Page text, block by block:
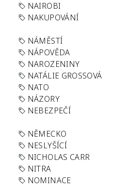
NAIROBI
NAKUPOVÁNÍ
NÁMĚSTÍ
NÁPOVĚDA
NAROZENINY
NATÁLIE GROSSOVÁ
NATO
NÁZORY
NEBEZPEČÍ
NĚMECKO
NESLYŠÍCÍ
NICHOLAS CARR
NITRA
NOMINACE